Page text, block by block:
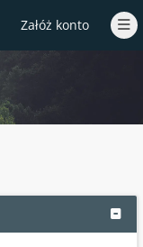
Załóż konto